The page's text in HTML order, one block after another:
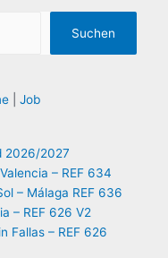
Suchen
| Job
2026/2027
– REF 634
– Málaga REF 636
– REF 626 V2
Fallas – REF 626